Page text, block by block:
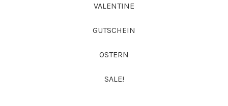
VALENTINE
GUTSCHEIN
OSTERN
SALE!